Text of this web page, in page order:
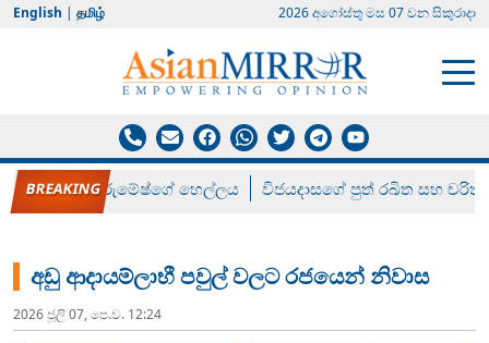
English | தமிழ் 2026 අගෝස්‍තු මස 07 වන සිකුරාදා
රන් ගෙනා රුමේෂ්ගේ හෙල්ලය විජයදාසගේ පුත් රඛිත සහ චරිත්
අඩු ආදායම්ලාභී පවුල් වලට රජයෙන් නිවාස
2026 ජූලි 07, පෙ.ව. 12:24